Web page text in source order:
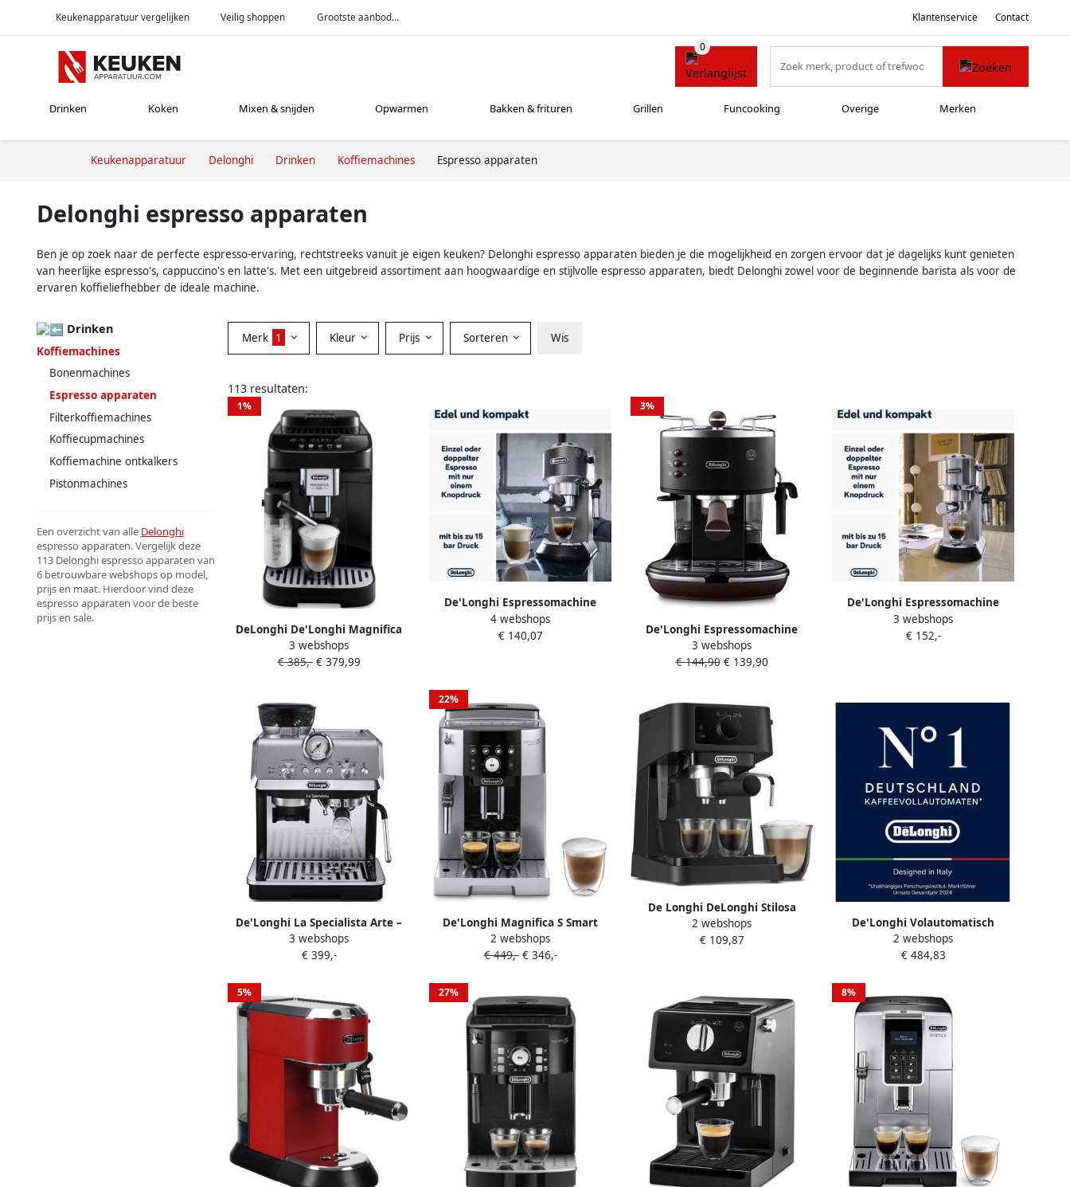
Keukenapparatuur vergelijken Veilig shoppen Grootste aanbod... Klantenservice Contact
Drinken Koken Mixen & snijden Opwarmen Bakken & frituren Grillen Funcooking Overige Merken
Keukenapparatuur Delonghi Drinken Koffiemachines Espresso apparaten
Delonghi espresso apparaten
Ben je op zoek naar de perfecte espresso-ervaring, rechtstreeks vanuit je eigen keuken? Delonghi espresso apparaten bieden je die mogelijkheid en zorgen ervoor dat je dagelijks kunt genieten
van heerlijke espresso's, cappuccino's en latte's. Met een uitgebreid assortiment aan hoogwaardige en stijlvolle espresso apparaten, biedt Delonghi zowel voor de beginnende barista als voor de
ervaren koffieliefhebber de ideale machine.
Drinken
Koffiemachines
Bonenmachines
Espresso apparaten
Filterkoffiemachines
Koffiecupmachines
Koffiemachine ontkalkers
Pistonmachines
Een overzicht van alle Delonghi
espresso apparaten. Vergelijk deze
113 Delonghi espresso apparaten van
6 betrouwbare webshops op model,
prijs en maat. Hierdoor vind deze
espresso apparaten voor de beste
prijs en sale.
Merk 1 Kleur Prijs Sorteren Wis
113 resultaten:
1%
DeLonghi De'Longhi Magnifica
EVO ECAM290.61.SB |
Espressomachines |
3 webshops
€ 385,-€ 379,99
De'Longhi Espressomachine
Dedica Style EC 685.B Slechts 15
cm breed geschikt voor E.S.E-
4 webshops
€ 140,07
3%
De'Longhi Espressomachine
Icona Vintage ECOV 311.GR
Siebdrager ook geschikt voor
3 webshops
€ 144,90€ 139,90
De'Longhi Espressomachine
Dedica Style EC 685.B Slechts 15
cm breed geschikt voor E.S.E-
3 webshops
€ 152,-
De'Longhi La Specialista Arte –
Pistonmachine met bonenmaler
Handmatige espresso- en
professionele baristakit- Metal
Black EC9155.MB
3 webshops
€ 399,-
22%
De'Longhi Magnifica S Smart
ECAM250.23.SB Volautomatische
espressomachine met 4 one-
melkstoompijpje Zilver zwart
2 webshops
€ 449,-€ 346,-
De Longhi DeLonghi Stilosa
EC230.BK Koffiezetapparaat
2 webshops
€ 109,87
De'Longhi Volautomatisch
koffiezetapparaat Autentica
Cappuccino ETAM29.660.SB
2 webshops
€ 484,83
5% 27% 8%